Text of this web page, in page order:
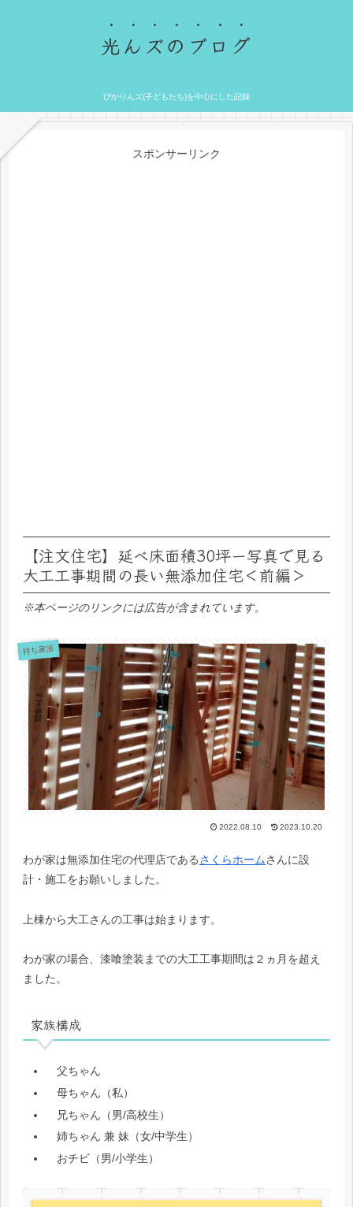
光んズのブログ
ぴかりんズ(子どもたち)を中心にした記録
スポンサーリンク
【注文住宅】延べ床面積30坪ー写真で見る
大工工事期間の長い無添加住宅＜前編＞
※本ページのリンクには広告が含まれています。
持ち家派
2022.08.10 2023.10.20
わが家は無添加住宅の代理店であるさくらホームさんに設
計・施工をお願いしました。
上棟から大工さんの工事は始まります。
わが家の場合、漆喰塗装までの大工工事期間は２ヵ月を超え
ました。
家族構成
父ちゃん
母ちゃん（私）
兄ちゃん（男/高校生）
姉ちゃん 兼 妹（女/中学生）
おチビ（男/小学生）